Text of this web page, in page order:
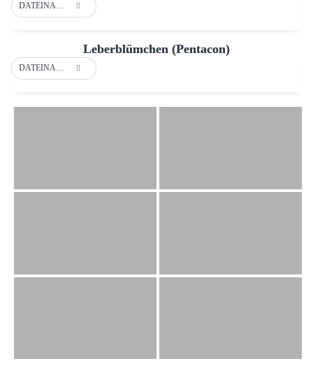
DATEINAME
Leberblümchen (Pentacon)
DATEINAME